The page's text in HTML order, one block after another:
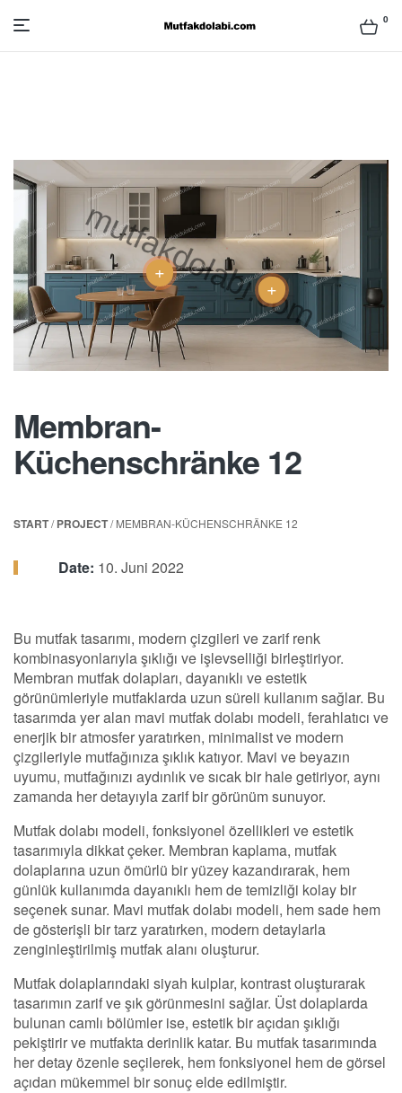
Mutfak
ve
Fiyatları
0
Membran-
Küchenschränke 12
START/PROJECT/ MEMBRAN-KÜCHENSCHRÄNKE 12
Bu mutfak tasarımı, modern çizgileri ve zarif renk
kombinasyonlarıyla şıklığı ve işlevselliği birleştiriyor.
Membran mutfak dolapları, dayanıklı ve estetik
görünümleriyle mutfaklarda uzun süreli kullanım sağlar. Bu
tasarımda yer alan mavi mutfak dolabı modeli, ferahlatıcı ve
enerjik bir atmosfer yaratırken, minimalist ve modern
çizgileriyle mutfağınıza şıklık katıyor. Mavi ve beyazın
uyumu, mutfağınızı aydınlık ve sıcak bir hale getiriyor, aynı
zamanda her detayıyla zarif bir görünüm sunuyor.
Mutfak dolabı modeli, fonksiyonel özellikleri ve estetik
tasarımıyla dikkat çeker. Membran kaplama, mutfak
dolaplarına uzun ömürlü bir yüzey kazandırarak, hem
günlük kullanımda dayanıklı hem de temizliği kolay bir
seçenek sunar. Mavi mutfak dolabı modeli, hem sade hem
de gösterişli bir tarz yaratırken, modern detaylarla
zenginleştirilmiş mutfak alanı oluşturur.
Mutfak dolaplarındaki siyah kulplar, kontrast oluşturarak
tasarımın zarif ve şık görünmesini sağlar. Üst dolaplarda
bulunan camlı bölümler ise, estetik bir açıdan şıklığı
pekiştirir ve mutfakta derinlik katar. Bu mutfak tasarımında
her detay özenle seçilerek, hem fonksiyonel hem de görsel
açıdan mükemmel bir sonuç elde edilmiştir.
Date: 10. Juni 2022